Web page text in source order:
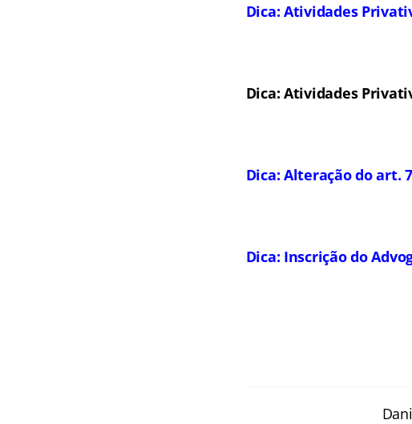
Dica: Atividades
Dica: Atividades
Dica: Alteração do art.
Dica: Inscrição do